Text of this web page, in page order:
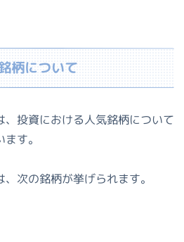
柄について
、投資における人気銘柄について
す。
次の銘柄が挙げられます。